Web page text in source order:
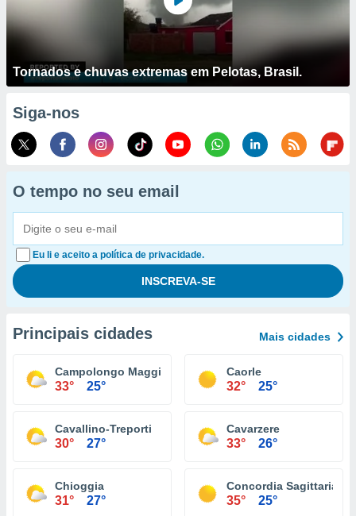
Tornados e chuvas extremas em Pelotas, Brasil.
Siga-nos
O tempo no seu email
Eu li e aceito a política de privacidade.
Principais cidades Mais cidades
Campolongo Maggiore
33° 25°
Caorle
32° 25°
Cavallino-Treporti
30° 27°
Cavarzere
33° 26°
Chioggia
31° 27°
Concordia Sagittaria
35° 25°